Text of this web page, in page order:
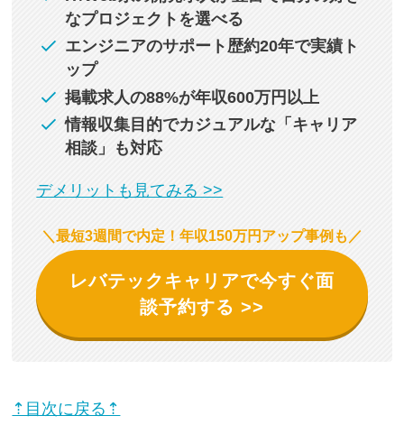
なプロジェクトを選べる
エンジニアのサポート歴約20年で実績ト
ップ
掲載求人の88%が年収600万円以上
情報収集目的でカジュアルな「キャリア
相談」も対応
デメリットも見てみる >>
＼最短3週間で内定！年収150万円アップ事例も／
レバテックキャリアで今すぐ面
談予約する >>
⇡目次に戻る⇡